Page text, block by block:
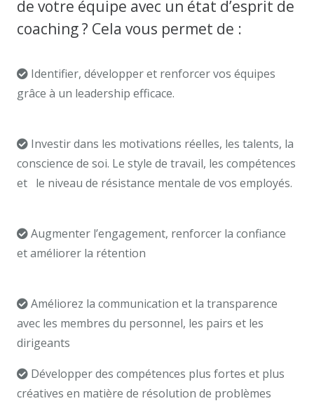
de votre équipe avec un état d’esprit de
coaching ? Cela vous permet de :
Identifier, développer et renforcer vos équipes
grâce à un leadership efficace.
Investir dans les motivations réelles, les talents, la
conscience de soi. Le style de travail, les compétences
et le niveau de résistance mentale de vos employés.
Augmenter l’engagement, renforcer la confiance
et améliorer la rétention
Améliorez la communication et la transparence
avec les membres du personnel, les pairs et les
dirigeants
Développer des compétences plus fortes et plus
créatives en matière de résolution de problèmes